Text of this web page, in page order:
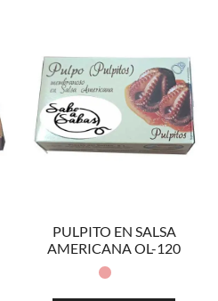
PULPITO EN SALSA
AMERICANA OL-120